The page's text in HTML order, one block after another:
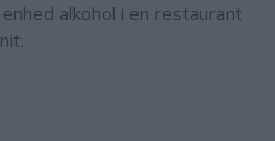
alkohol i en restaurant